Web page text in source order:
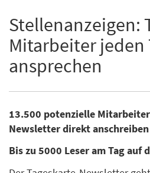
Stellenanzeigen:
Mitarbeiter jeden
ansprechen
13.500 potenzielle
Newsletter direkt anschreiben
Bis zu 5000 Leser am Tag auf